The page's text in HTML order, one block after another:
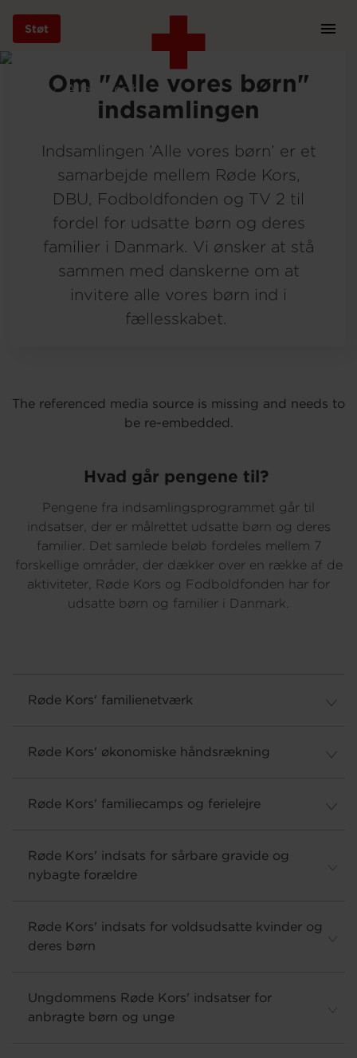
Gå
Støt
Bliv frivillig
Vores indsatser
Om os
Alle vores børn - TV2 hovedside
Om "Alle vores børn"
indsamlingen
Indsamlingen ’Alle vores børn’ er et
samarbejde mellem Røde Kors,
DBU, Fodboldfonden og TV 2 til
fordel for udsatte børn og deres
familier i Danmark. Vi ønsker at stå
sammen med danskerne om at
invitere alle vores børn ind i
fællesskabet.
The referenced media source is missing and needs to
be re-embedded.
Hvad går pengene til?
Pengene fra indsamlingsprogrammet går til
indsatser, der er målrettet udsatte børn og deres
familier. Det samlede beløb fordeles mellem 7
forskellige områder, der dækker over en række af de
aktiviteter, Røde Kors og Fodboldfonden har for
udsatte børn og familier i Danmark.
Røde Kors' familienetværk
Røde Kors' økonomiske håndsrækning
Røde Kors' familiecamps og ferielejre
Røde Kors' indsats for sårbare gravide og
nybagte forældre
Røde Kors' indsats for voldsudsatte kvinder og
deres børn
Ungdommens Røde Kors' indsatser for
anbragte børn og unge